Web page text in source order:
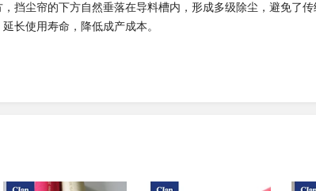
挡尘帘的下方自然垂落在导料槽内，形成多级除尘，避免了
长使用寿命，降低成产成本。